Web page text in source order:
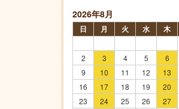
2026年8月
日 月 火 水 木
2
3 4 5 6
9
10 11 12 13
16
17 18 19 20
23
24 25 26 27